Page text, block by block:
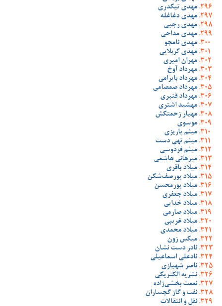
مهدی تیکدری
مهدی دغاغله
مهدی رجبی
مهدی مداحی
مهدی نامجو
مهدی کربلایی
مهران امیری
مهرداد آوخ
مهرداد بایرامی
مهرداد صمصامی
مهرداد قنبری
مهشید اشتری
مهیار زحمتکش
موسوی
میثم پاریزی
میثم تهی دست
میثم فردوسی
میرهانی هاشمی
میلاد باقری
میلاد پورصف‌شکن
میلاد پورمحسن
میلاد جعفری
میلاد خدایی
میلاد صارمی
میلاد غریبی
میلاد محمدی
میکس زون
نادر دست نشان
نادعلی اسماعیلی
ناصر شهبازی
نشریه الکتریکی
نعمت بخشی‌زاده
نفت و گاز گچساران
نقل و انتقالات